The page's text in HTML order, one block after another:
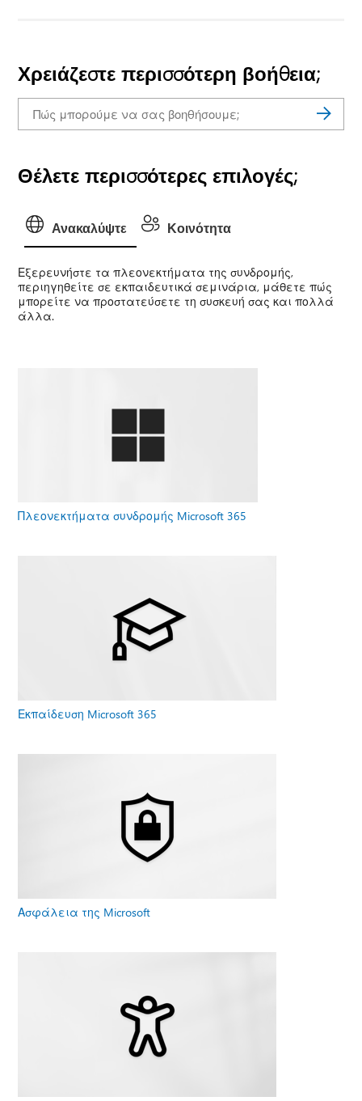
Χρειάζεστε περισσότερη βοήθεια;
Θέλετε περισσότερες επιλογές;
Ανακαλύψτε Κοινότητα
Εξερευνήστε τα πλεονεκτήματα της συνδρομής,
περιηγηθείτε σε εκπαιδευτικά σεμινάρια, μάθετε πώς
μπορείτε να προστατεύσετε τη συσκευή σας και πολλά
άλλα.
Πλεονεκτήματα συνδρομής Microsoft 365
Εκπαίδευση Microsoft 365
Ασφάλεια της Microsoft